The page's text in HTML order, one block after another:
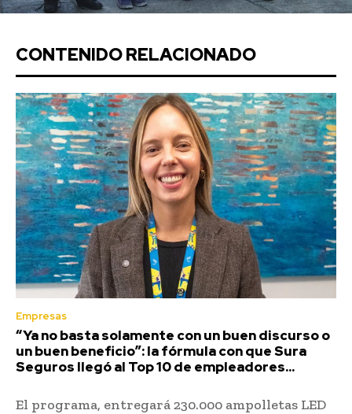
CONTENIDO RELACIONADO
Empresas
“Ya no basta solamente con un buen discurso o
un buen beneficio”: la fórmula con que Sura
Seguros llegó al Top 10 de empleadores...
El programa, entregará 230.000 ampolletas LED